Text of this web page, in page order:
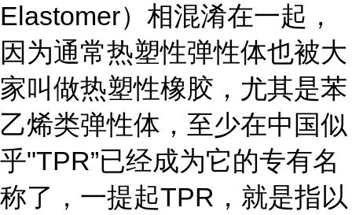
Elastomer）相混淆在一起，
因为通常热塑性弹性体也被大
家叫做热塑性橡胶，尤其是苯
乙烯类弹性体，至少在中国似
乎"TPR”已经成为它的专有名
称了，一提起TPR，就是指以